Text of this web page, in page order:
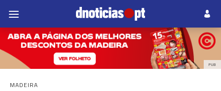
PUB
MADEIRA